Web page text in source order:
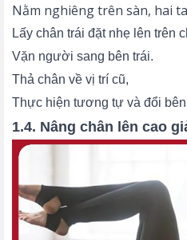
Nằm nghiêng trên sàn, hai
Lấy chân trái đặt nhẹ lên trên
Vặn người sang bên trái.
Thả chân về vị trí cũ,
Thực hiện tương tự và đổi
1.4. Nâng chân lên cao